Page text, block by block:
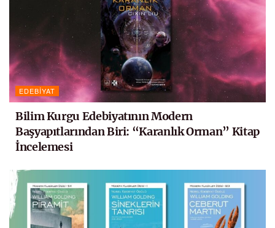
EDEBIYAT
Bilim Kurgu Edebiyatının Modern
Başyapıtlarından Biri: “Karanlık Orman” Kitap
İncelemesi